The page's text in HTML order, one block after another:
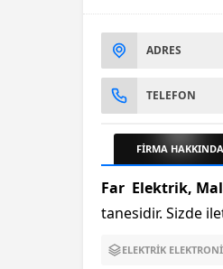
ADRES
TELEFON
FİRMA HAKKINDA
Far Elektrik,
tanesidir. Sizde
ELEKTRIK